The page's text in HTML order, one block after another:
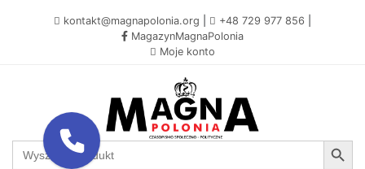
kontakt@magnapolonia.org +48 729 977 856
MagazynMagnaPolonia
Moje konto
Search
for:
Search Button